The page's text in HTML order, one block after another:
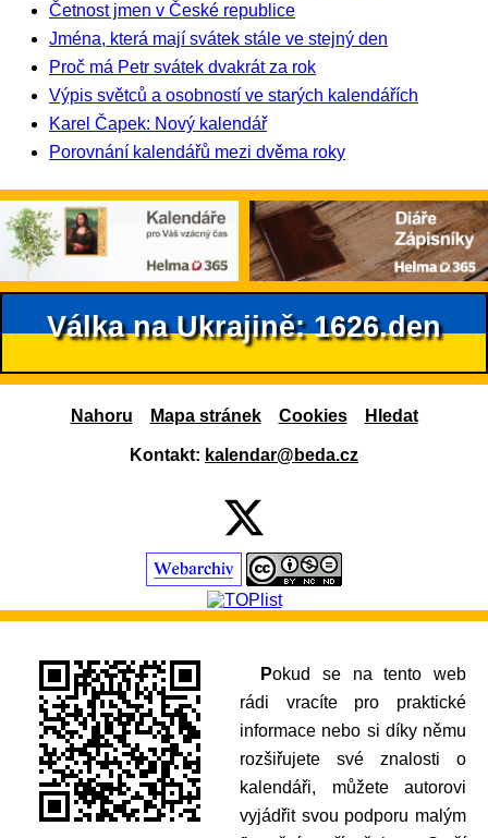
Četnost jmen v České republice
Jména, která mají svátek stále ve stejný den
Proč má Petr svátek dvakrát za rok
Výpis světců a osobností ve starých kalendářích
Karel Čapek: Nový kalendář
Porovnání kalendářů mezi dvěma roky
Válka na Ukrajině: 1626.den
Nahoru Mapa stránek Cookies Hledat
Kontakt: kalendar@beda.cz
Pokud se na tento web
rádi vracíte pro praktické
informace nebo si díky němu
rozšiřujete své znalosti o
kalendáři, můžete autorovi
vyjádřit svou podporu malým